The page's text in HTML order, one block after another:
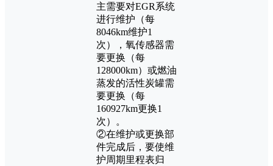
主需要对EGR系统
进行维护（每
8046km维护1
次），氧传感器需
要更换（每
128000km）或燃油
蒸发的活性炭罐需
要更换（每
160927km更换1
次）。
②在维护或更换部
件完成后，要使维
护周期里程表归